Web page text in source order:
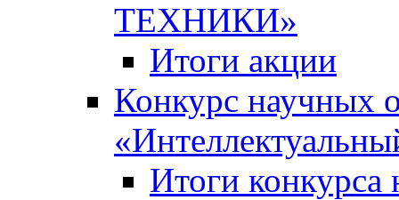
ТЕХНИКИ»
Итоги акции
Конкурс научных
Итоги